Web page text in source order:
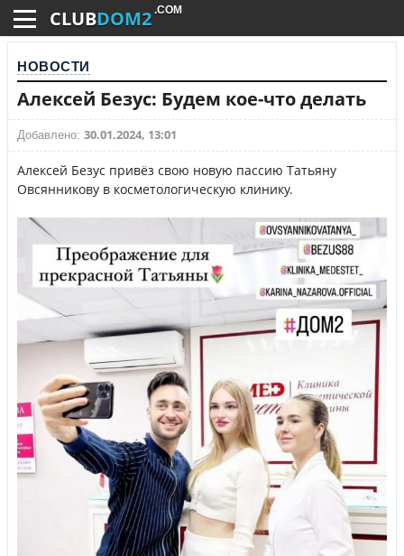
CLUBDOM2 .COM
НОВОСТИ
Алексей Безус: Будем кое-что делать
Добавлено: 30.01.2024, 13:01
Алексей Безус привёз свою новую пассию Татьяну
Овсянникову в косметологическую клинику.